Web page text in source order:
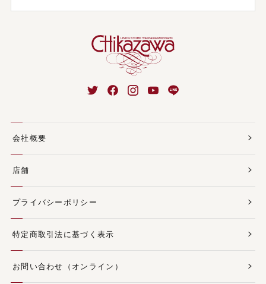
会社概要
店舗
プライバシーポリシー
特定商取引法に基づく表示
お問い合わせ（オンライン）